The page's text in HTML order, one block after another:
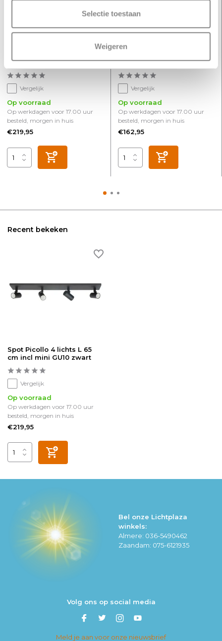
Selectie toestaan
Weigeren
goud
Vergelijk
Op voorraad
Op werkdagen voor 17.00 uur
besteld, morgen in huis
€219,95
Spot Picollo 3 lichts L 40
goud
Vergelijk
Op voorraad
Op werkdagen voor 17.00 uur
besteld, morgen in huis
€162,95
Recent bekeken
Spot Picollo 4 lichts L 65
cm incl mini GU10 zwart
Vergelijk
Op voorraad
Op werkdagen voor 17.00 uur
besteld, morgen in huis
€219,95
Bel onze Lichtplaza
winkels:
Almere: 036-5490462
Zaandam: 075-6121935
Volg ons op social media
Meld je aan voor onze nieuwsbrief